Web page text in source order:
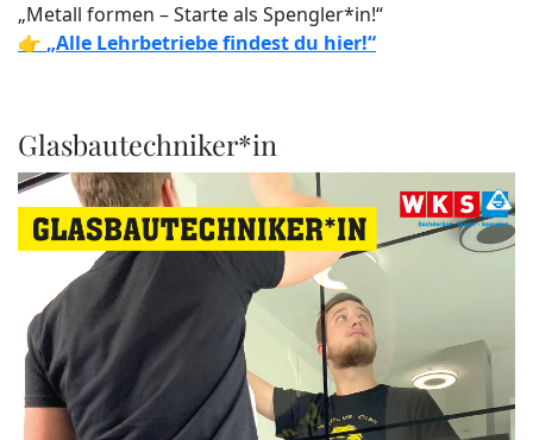
„Metall formen – Starte als Spengler*in!“
👉 „Alle Lehrbetriebe findest du hier!“
Glasbautechniker*in